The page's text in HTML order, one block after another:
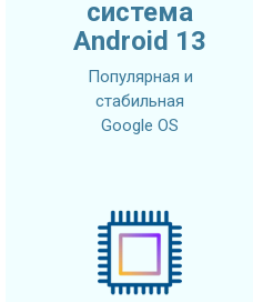
система
Android 13
Популярная и
стабильная
Google OS